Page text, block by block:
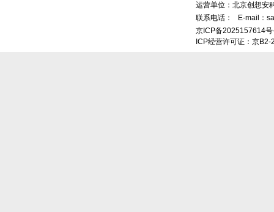
运营单位：北京创想安
联系电话：
E-mail：
京ICP备2025157614
ICP经营许可证：京